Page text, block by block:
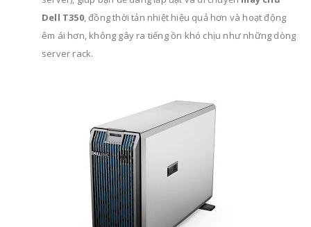
Dell T350, đồng thời tản nhiệt hiệu quả hơn và hoạt động
êm ái hơn, không gây ra tiếng ồn khó chịu như những dòng
server rack.